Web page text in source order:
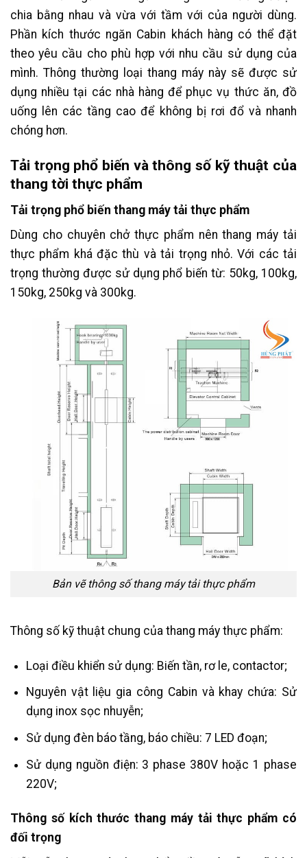
chia bằng nhau và vừa với tầm với của người dùng.
Phần kích thước ngăn Cabin khách hàng có thể đặt
theo yêu cầu cho phù hợp với nhu cầu sử dụng của
mình. Thông thường loại thang máy này sẽ được sử
dụng nhiều tại các nhà hàng để phục vụ thức ăn, đồ
uống lên các tầng cao để không bị rơi đổ và nhanh
chóng hơn.
Tải trọng phổ biến và thông số kỹ thuật của
thang tời thực phẩm
Tải trọng phổ biến thang máy tải thực phẩm
Dùng cho chuyên chở thực phẩm nên thang máy tải
thực phẩm khá đặc thù và tải trọng nhỏ. Với các tải
trọng thường được sử dụng phổ biến từ: 50kg, 100kg,
150kg, 250kg và 300kg.
Bản vẽ thông số thang máy tải thực phẩm
Thông số kỹ thuật chung của thang máy thực phẩm:
Loại điều khiển sử dụng: Biến tần, rơ le, contactor;
Nguyên vật liệu gia công Cabin và khay chứa: Sử
dụng inox sọc nhuyễn;
Sử dụng đèn báo tầng, báo chiều: 7 LED đoạn;
Sử dụng nguồn điện: 3 phase 380V hoặc 1 phase
220V;
Thông số kích thước thang máy tải thực phẩm có
đối trọng